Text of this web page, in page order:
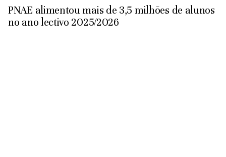
PNAE alimentou mais de 3,5 milhões de alunos
no ano lectivo 2025/2026